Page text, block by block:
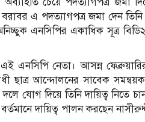
এ পদত্যাগপত্র জমা দেন
এনসিপির একাধিক সূত্র
এনসিপি নেতা। আসন্ন
আন্দোলনের সাবেক সমন্বয়ক,
যোগ দিয়ে তিনি দায়িত্ব নিতে
দায়িত্ব পালন করছেন